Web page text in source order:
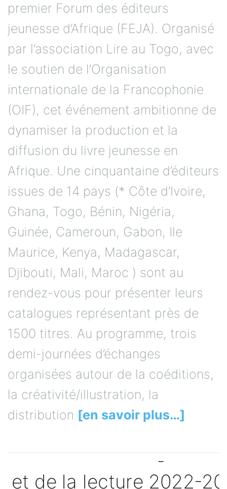
premier Forum des éditeurs
jeunesse d’Afrique (FEJA). Organisé
par l’association Lire au Togo, avec
le soutien de l’Organisation
internationale de la Francophonie
(OIF), cet événement ambitionne de
dynamiser la production et la
diffusion du livre jeunesse en
Afrique. Une cinquantaine d’éditeurs
issues de 14 pays (* Côte d’Ivoire,
Ghana, Togo, Bénin, Nigéria,
Guinée, Cameroun, Gabon, Ile
Maurice, Kenya, Madagascar,
Djibouti, Mali, Maroc ) sont au
rendez-vous pour présenter leurs
catalogues représentant près de
1500 titres. Au programme, trois
demi-journées d’échanges
organisées autour de la coéditions,
la créativité/illustration, la
distribution [en savoir plus…]